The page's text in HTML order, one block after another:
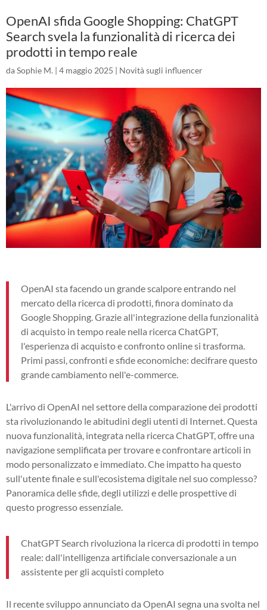
OpenAI sfida Google Shopping: ChatGPT
Search svela la funzionalità di ricerca dei
prodotti in tempo reale
daSophie M. | 4 maggio 2025 | Novità sugli influencer
OpenAI sta facendo un grande scalpore entrando nel
mercato della ricerca di prodotti, finora dominato da
Google Shopping. Grazie all'integrazione della funzionalità
di acquisto in tempo reale nella ricerca ChatGPT,
l'esperienza di acquisto e confronto online si trasforma.
Primi passi, confronti e sfide economiche: decifrare questo
grande cambiamento nell'e-commerce.
L'arrivo di OpenAI nel settore della comparazione dei prodotti
sta rivoluzionando le abitudini degli utenti di Internet. Questa
nuova funzionalità, integrata nella ricerca ChatGPT, offre una
navigazione semplificata per trovare e confrontare articoli in
modo personalizzato e immediato. Che impatto ha questo
sull'utente finale e sull'ecosistema digitale nel suo complesso?
Panoramica delle sfide, degli utilizzi e delle prospettive di
questo progresso essenziale.
ChatGPT Search rivoluziona la ricerca di prodotti in tempo
reale: dall'intelligenza artificiale conversazionale a un
assistente per gli acquisti completo
Il recente sviluppo annunciato da OpenAI segna una svolta nel